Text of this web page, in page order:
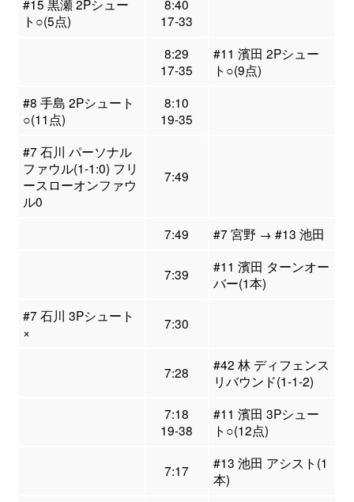
#15 黒瀬 2Pシュー
ト○(5点)
8:40
17-33
8:29
17-35
#11 濱田 2Pシュー
ト○(9点)
#8 手島 2Pシュート
○(11点)
8:10
19-35
#7 石川 パーソナル
ファウル(1-1:0) フリ
ースローオンファウ
ル0
7:49
7:49 #7 宮野 → #13 池田
7:39
#11 濱田 ターンオー
バー(1本)
#7 石川 3Pシュート
×
7:30
7:28
#42 林 ディフェンス
リバウンド(1-1-2)
7:18
19-38
#11 濱田 3Pシュー
ト○(12点)
7:17
#13 池田 アシスト(1
本)